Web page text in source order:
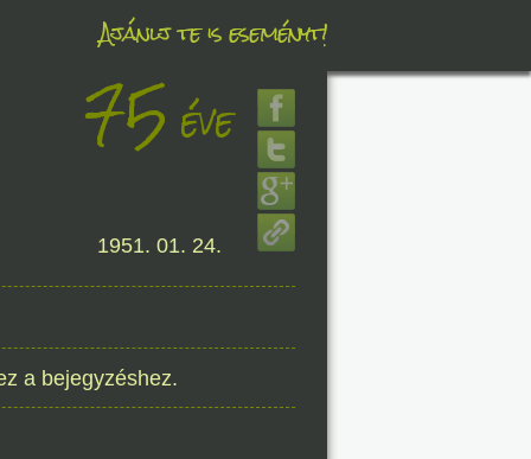
Ajánlj te is eseményt!
75 éve
1951. 01. 24.
a bejegyzéshez.